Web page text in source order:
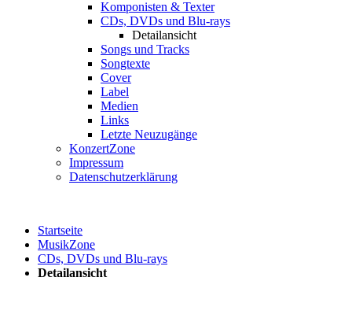
Komponisten & Texter
CDs, DVDs und Blu-rays
Detailansicht
Songs und Tracks
Songtexte
Cover
Label
Medien
Links
Letzte Neuzugänge
KonzertZone
Impressum
Datenschutzerklärung
Startseite
MusikZone
CDs, DVDs und Blu-rays
Detailansicht